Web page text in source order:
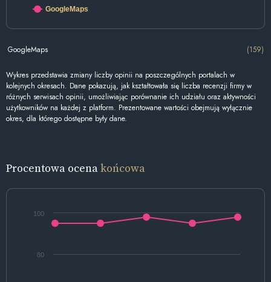
GoogleMaps
GoogleMaps (159)
Wykres przedstawia zmiany liczby opinii na poszczególnych portalach w
kolejnych okresach. Dane pokazują, jak kształtowała się liczba recenzji firmy w
różnych serwisach opinii, umożliwiając porównanie ich udziału oraz aktywności
użytkowników na każdej z platform. Prezentowane wartości obejmują wyłącznie
okres, dla którego dostępne były dane.
Procentowa ocenakońcowa
80
100